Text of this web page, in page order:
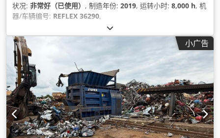
状况: 非常好（已使用） , 制造年份: 2019, 运转小时: 8,000 h, 机
器/车辆编号: REFLEX 36290,
小广告